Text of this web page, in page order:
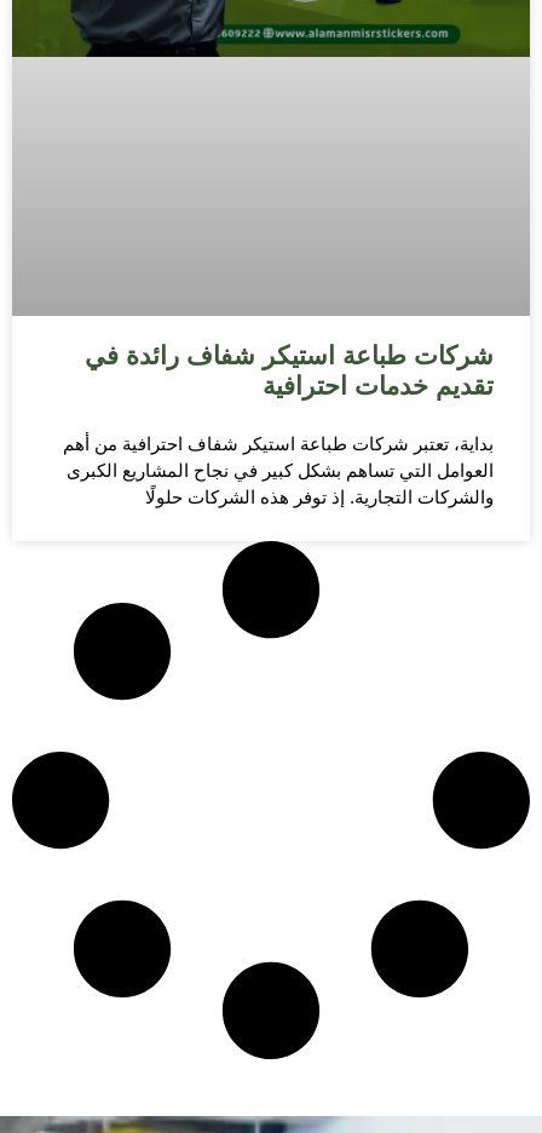
شركات طباعة استيكر شفاف رائدة في
تقديم خدمات احترافية
بداية، تعتبر شركات طباعة استيكر شفاف احترافية من أهم
العوامل التي تساهم بشكل كبير في نجاح المشاريع الكبرى
والشركات التجارية. إذ توفر هذه الشركات حلولًا